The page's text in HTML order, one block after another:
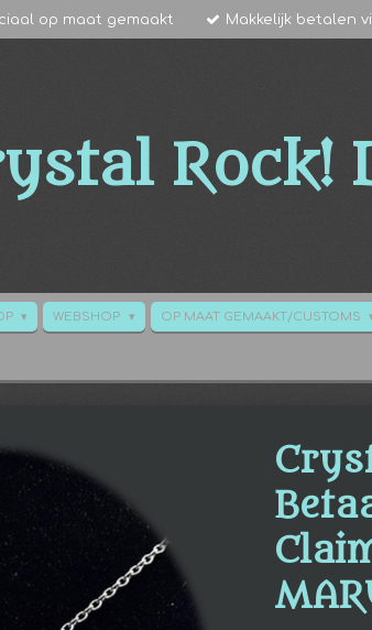
op maat gemaakt Makkelijk betalen
Rock!
WEBSHOP OP MAAT GEMAAKT/CUSTOMS